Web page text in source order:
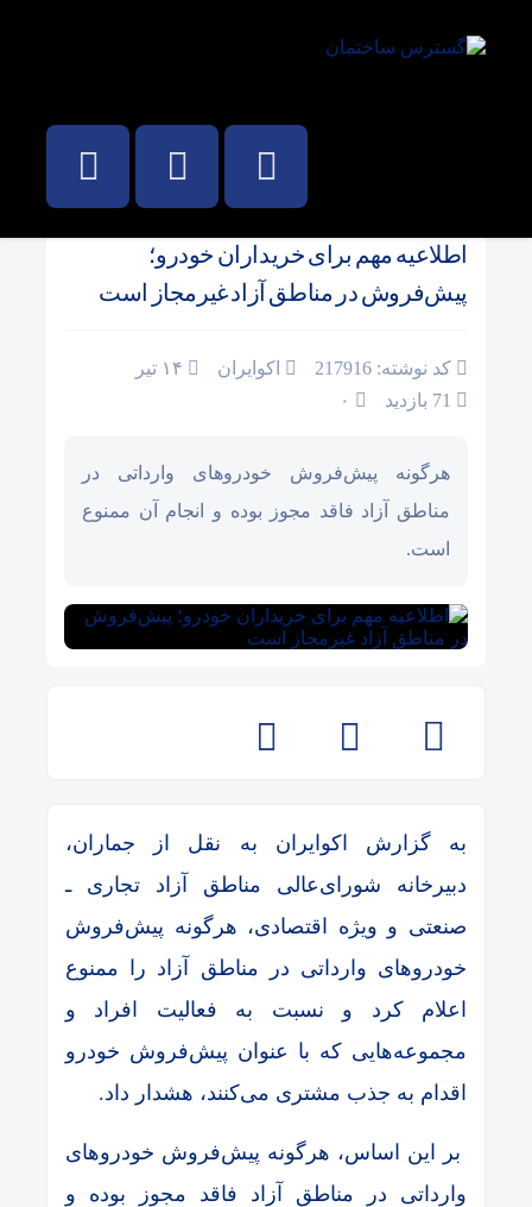
اطلاعیه مهم برای خریداران خودرو؛
پیش‌فروش در مناطق آزاد غیرمجاز است
کد نوشته: 217916 اکوایران
۰
هرگونه پیش‌فروش خودروهای وارداتی در
مناطق آزاد فاقد مجوز بوده و انجام آن ممنوع
است.
به گزارش اکوایران به نقل از جماران،
دبیرخانه شورای‌عالی مناطق آزاد تجاری ـ
صنعتی و ویژه اقتصادی، هرگونه پیش‌فروش
خودروهای وارداتی در مناطق آزاد را ممنوع
اعلام کرد و نسبت به فعالیت افراد و
مجموعه‌هایی که با عنوان پیش‌فروش خودرو
اقدام به جذب مشتری می‌کنند، هشدار داد.
بر این اساس، هرگونه پیش‌فروش خودروهای
وارداتی در مناطق آزاد فاقد مجوز بوده و